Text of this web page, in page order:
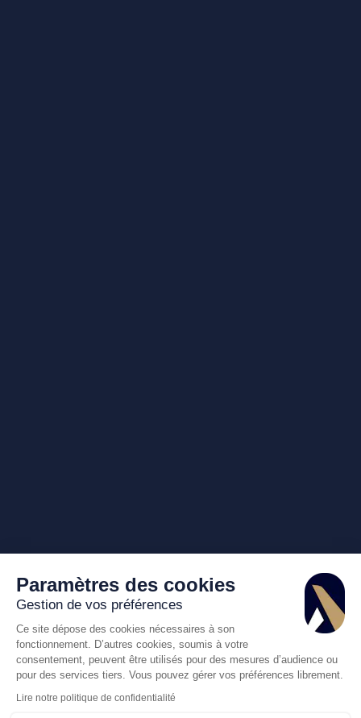
Paramètres des cookies
Gestion de vos préférences
Ce site dépose des cookies nécessaires à son
fonctionnement. D’autres cookies, soumis à votre
consentement, peuvent être utilisés pour des mesures d’audience ou
pour des services tiers. Vous pouvez gérer vos préférences librement.
Lire notre politique de confidentialité